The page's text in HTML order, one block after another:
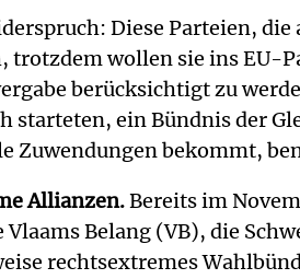
Diese Parteien,
wollen sie ins EU-
berücksichtigt zu
starteten, ein Bündnis der
Zuwendungen bekommt,
Allianzen.Bereits im
Vlaams Belang (VB), die
rechtsextremes